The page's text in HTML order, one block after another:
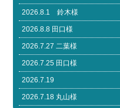
2026.8.1 鈴木様
2026.8.8 田口様
2026.7.27 二葉様
2026.7.25 田口様
2026.7.19
2026.7.18 丸山様